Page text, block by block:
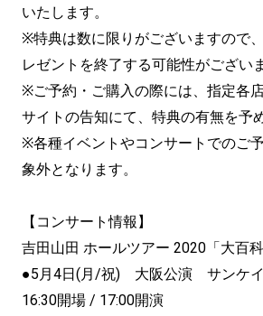
いたします。
※特典は数に限りがございますので、
レゼントを終了する可能性がござい
※ご予約・ご購入の際には、 指定各
サイトの告知にて、 特典の有無を予
※各種イベントやコンサートでのご予
象外となります。
【コンサート情報】
吉田山田 ホールツアー 2020「大百
●5月4日(月/祝) 大阪公演 サンケ
16:30開場 / 17:00開演